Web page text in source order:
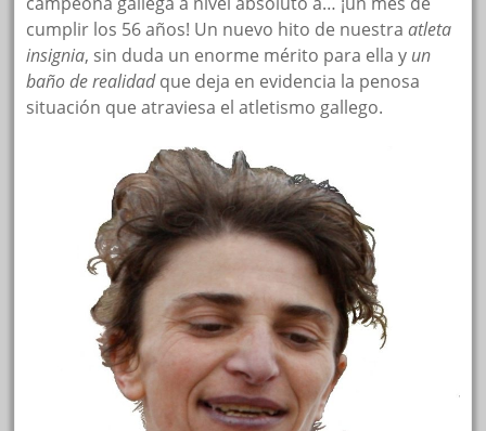
cumplir los 56 años! Un nuevo hito de nuestraatleta
insignia, sin duda un enorme mérito para ella y un
baño de realidadque deja en evidencia la penosa
situación que atraviesa el atletismo gallego.